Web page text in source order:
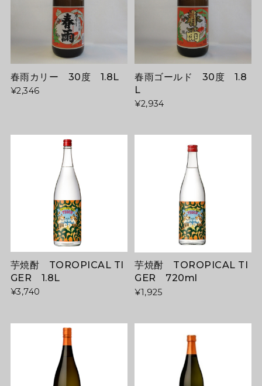
春雨カリー 30度 1.8L
¥2,346
春雨ゴールド 30度 1.8
L
¥2,934
芋焼酎 TOROPICAL TI
GER 1.8L
¥3,740
芋焼酎 TOROPICAL TI
GER 720ml
¥1,925